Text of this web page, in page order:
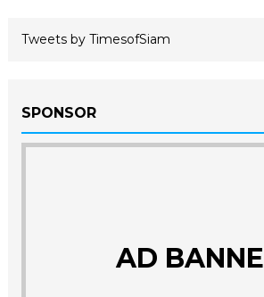
Tweets by TimesofSiam
SPONSOR
AD